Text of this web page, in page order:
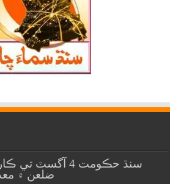
سنڌ حڪومت 4
ضلعن ۾